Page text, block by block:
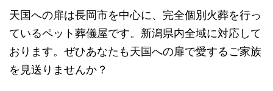
天国への扉は長岡市を中心に、完全個別火葬を行っ
ているペット葬儀屋です。新潟県内全域に対応して
おります。ぜひあなたも天国への扉で愛するご家族
を見送りませんか？